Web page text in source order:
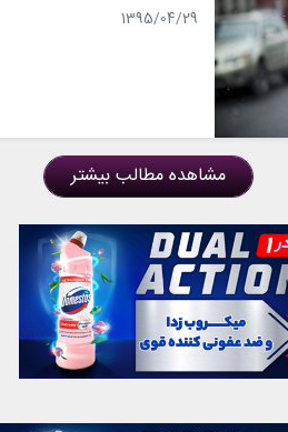
1395/04/29
مشاهده مطالب بیشتر